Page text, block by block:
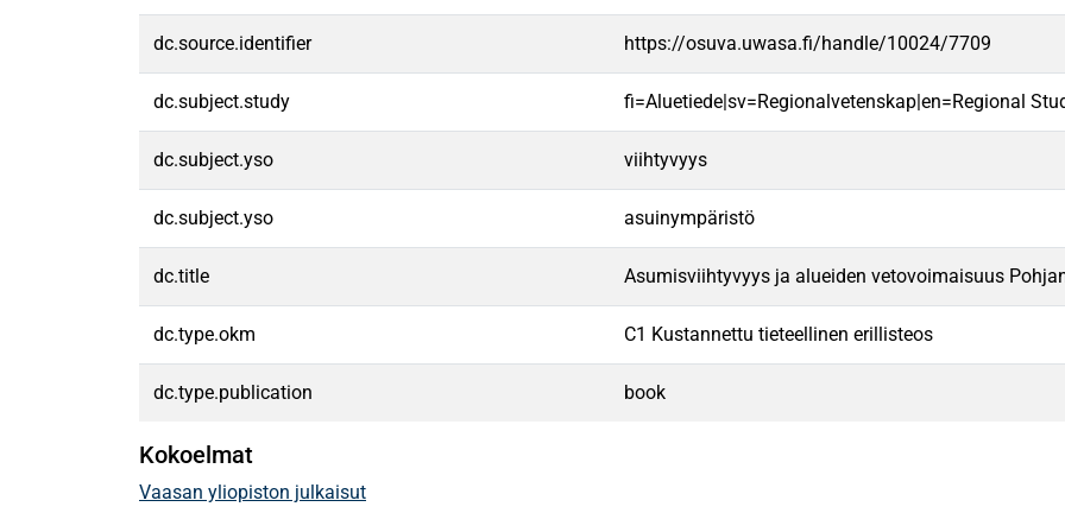
dc.source.identifier https://osuva.uwasa.fi/handle/10024/7709
dc.subject.study fi=Aluetiede|sv=Regionalvetenskap|en=Regional
dc.subject.yso viihtyvyys
dc.subject.yso asuinympäristö
dc.title Asumisviihtyvyys ja alueiden vetovoimaisuus
dc.type.okm C1 Kustannettu tieteellinen erillisteos
dc.type.publication book
Kokoelmat
Vaasan yliopiston julkaisut